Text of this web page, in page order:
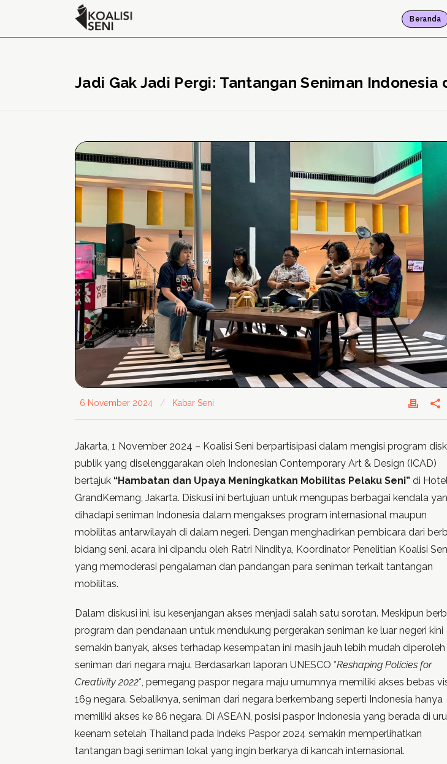
Beranda
Jadi Gak Jadi Pergi: Tantangan Seniman Indonesia
6 November 2024 / Kabar Seni
Jakarta, 1 November 2024 – Koalisi Seni berpartisipasi dalam mengisi program
publik yang diselenggarakan oleh Indonesian Contemporary Art & Design (ICAD)
bertajuk “Hambatan dan Upaya Meningkatkan Mobilitas Pelaku Seni” di
GrandKemang, Jakarta. Diskusi ini bertujuan untuk mengupas berbagai kendala
dihadapi seniman Indonesia dalam mengakses program internasional maupun
mobilitas antarwilayah di dalam negeri. Dengan menghadirkan pembicara dari
bidang seni, acara ini dipandu oleh Ratri Ninditya, Koordinator Penelitian Koalisi
yang memoderasi pengalaman dan pandangan para seniman terkait tantangan
mobilitas.
Dalam diskusi ini, isu kesenjangan akses menjadi salah satu sorotan. Meskipun
program dan pendanaan untuk mendukung pergerakan seniman ke luar negeri kini
semakin banyak, akses terhadap kesempatan ini masih jauh lebih mudah
seniman dari negara maju. Berdasarkan laporan UNESCO *Reshaping Policies for
Creativity 2022*, pemegang paspor negara maju umumnya memiliki akses bebas
169 negara. Sebaliknya, seniman dari negara berkembang seperti Indonesia hanya
memiliki akses ke 86 negara. Di ASEAN, posisi paspor Indonesia yang berada di
keenam setelah Thailand pada Indeks Paspor 2024 semakin memperlihatkan
tantangan bagi seniman lokal yang ingin berkarya di kancah internasional.